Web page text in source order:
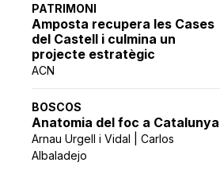
PATRIMONI
Amposta recupera les Cases
del Castell i culmina un
projecte estratègic
ACN
BOSCOS
Anatomia del foc a Catalunya
Arnau Urgell i Vidal | Carlos
Albaladejo